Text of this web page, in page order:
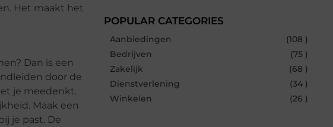
Het maakt het
Dan is een
door de
je meedenkt.
Maak een
je past. De
POPULAR CATEGORIES
Aanbiedingen
(108 )
Bedrijven
(75 )
Zakelijk
(68 )
Dienstverlening
(34 )
Winkelen
(26 )